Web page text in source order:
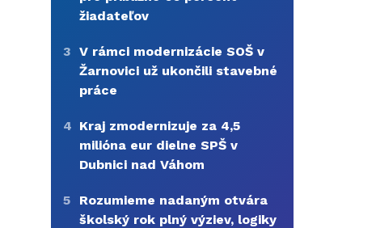
žiadateľov
3 V rámci modernizácie SOŠ v
Žarnovici už ukončili stavebné
práce
4 Kraj zmodernizuje za 4,5
milióna eur dielne SPŠ v
Dubnici nad Váhom
5
Rozumieme nadaným otvára
školský rok plný výziev, logiky